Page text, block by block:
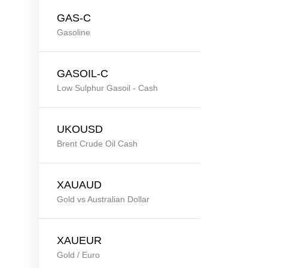
GAS-C
Gasoline
GASOIL-C
Low Sulphur Gasoil - Cash
UKOUSD
Brent Crude Oil Cash
XAUAUD
Gold vs Australian Dollar
XAUEUR
Gold / Euro